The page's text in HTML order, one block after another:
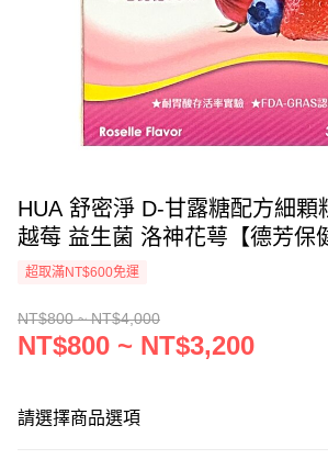
HUA 舒密淨 D-甘露糖配方細顆
越莓 益生菌 洛神花萼【德芳保
超取滿NT$600免運
NT$800 ~ NT$4,000
NT$800 ~ NT$3,200
請選擇商品選項